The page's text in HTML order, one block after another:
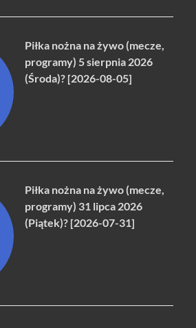
Piłka nożna na żywo (mecze,
programy) 5 sierpnia 2026
(Środa)? [2026-08-05]
Piłka nożna na żywo (mecze,
programy) 31 lipca 2026
(Piątek)? [2026-07-31]